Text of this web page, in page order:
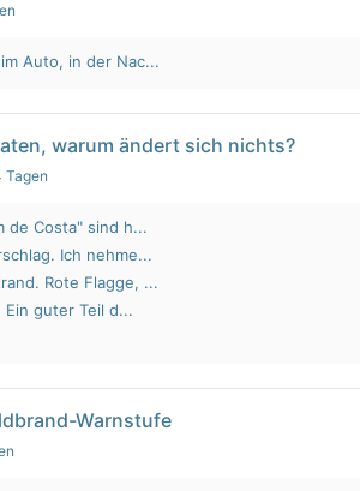
Auto, in der Nac...
warum ändert sich nichts?
Tagen
de Costa" sind h...
Ich nehme...
Rote Flagge, ...
guter Teil d...
Warnstufe